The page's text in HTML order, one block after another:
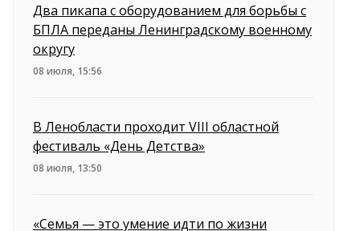
Два пикапа с оборудованием для борьбы с
БПЛА переданы Ленинградскому военному
округу
08 июля, 15:56
В Ленобласти проходит VIII областной
фестиваль «День Детства»
08 июля, 13:50
«Семья — это умение идти по жизни